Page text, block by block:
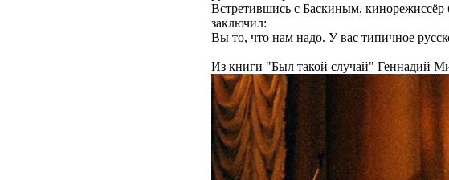
Встретившись с Баскиным, кинорежиссёр
заключил:
Вы то, что нам надо. У вас типичное
Из книги "Был такой случай" Геннадий